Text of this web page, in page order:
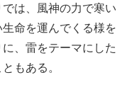
は、風神の力で寒い
命を運んでくる様を
、雷をテーマにした
もある。